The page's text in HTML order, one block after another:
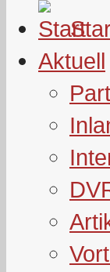
Aktuell